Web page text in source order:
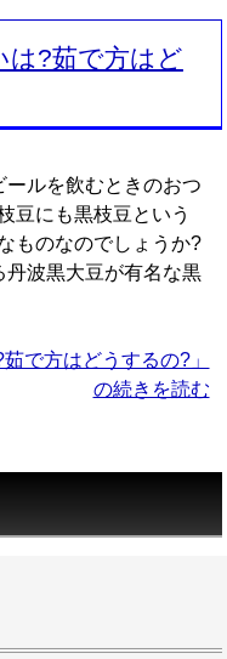
は?茹で方はど
ルを飲むときのおつ
豆にも黒枝豆という
ものなのでしょうか?
波黒大豆が有名な黒
で方はどうするの?」
の続きを読む